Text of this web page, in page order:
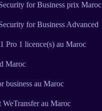
for Business prix Maroc
for Business Advanced
Pro 1 licence(s) au Maroc
Maroc
business au Maroc
au Maroc